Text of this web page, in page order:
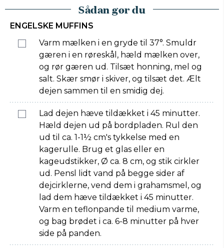
Sådan gør du
ENGELSKE MUFFINS
Varm mælken i en gryde til 37°. Smuldr
gæren i en røreskål, hæld mælken over,
og rør gæren ud. Tilsæt honning, mel og
salt. Skær smør i skiver, og tilsæt det. Ælt
dejen sammen til en smidig dej.
Lad dejen hæve tildækket i 45 minutter.
Hæld dejen ud på bordpladen. Rul den
ud til ca. 1-1½ cm's tykkelse med en
kagerulle. Brug et glas eller en
kageudstikker, Ø ca. 8 cm, og stik cirkler
ud. Pensl lidt vand på begge sider af
dejcirklerne, vend dem i grahamsmel, og
lad dem hæve tildækket i 45 minutter.
Varm en teflonpande til medium varme,
og bag brødet i ca. 6-8 minutter på hver
side på panden.